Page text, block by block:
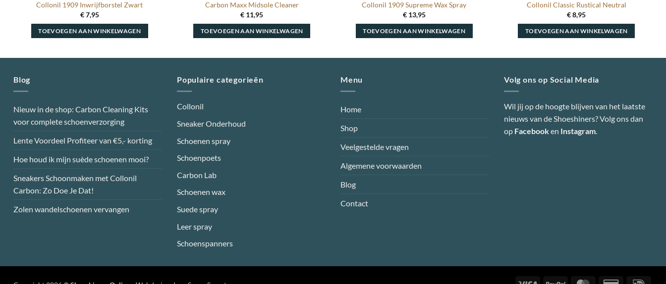
Collonil 1909 Inwrijfborstel Zwart
€7,95
TOEVOEGEN AAN WINKELWAGEN
Carbon Maxx Midsole Cleaner
€ 11,95
TOEVOEGEN AAN WINKELWAGEN
Collonil 1909 Supreme Wax Spray
€13,95
TOEVOEGEN AAN WINKELWAGEN
Collonil Classic Rustical Neutral
€8,95
TOEVOEGEN AAN WINKELWAGEN
Blog
Nieuw in de shop: Carbon Cleaning Kits
voor complete schoenverzorging
Lente Voordeel Profiteer van €5,- korting
Hoe houd ik mijn suède schoenen mooi?
Sneakers Schoonmaken met Collonil
Carbon: Zo Doe Je Dat!
Zolen wandelschoenen vervangen
Populaire categorieën
Collonil
Sneaker Onderhoud
Schoenen spray
Schoenpoets
Carbon Lab
Schoenen wax
Suede spray
Leer spray
Schoenspanners
Menu
Home
Shop
Veelgestelde vragen
Algemene voorwaarden
Blog
Contact
Volg ons op Social Media
Wil jij op de hoogte blijven van het laatste
nieuws van de Shoeshiners? Volg ons dan
op Facebooken Instagram.